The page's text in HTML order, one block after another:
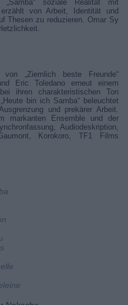
soziale Realität mit
von Arbeit, Identität und
Thesen zu reduzieren. Omar Sy
„Ziemlich beste Freunde“
Eric Toledano erneut einem
ihren charakteristischen Ton
bin ich Samba“ beleuchtet
und prekärer Arbeit.
markanten Ensemble und der
Audiodeskription,
Korokoro, TF1 Films